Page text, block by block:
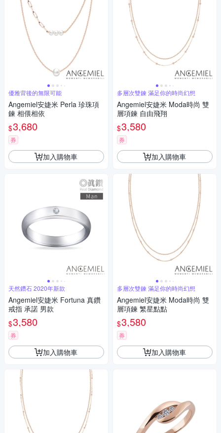
優雅背後的無限可能
Angemiel安婕米 Perla 珍珠項
鍊 相偎相依
$3,680
券
加入購物車
天然鑽石 2020年新款
Angemiel安婕米 Fortuna 真鑽
戒指 承諾 男款
$3,580
券
加入購物車
多層次雙鍊 滿足你的時尚幻想
Angemiel安婕米 Moda時尚 雙
層項鍊 自由飛翔
$3,580
券
加入購物車
多層次雙鍊 滿足你的時尚幻想
Angemiel安婕米 Moda時尚 雙
層項鍊 繁星點點
$3,580
券
加入購物車